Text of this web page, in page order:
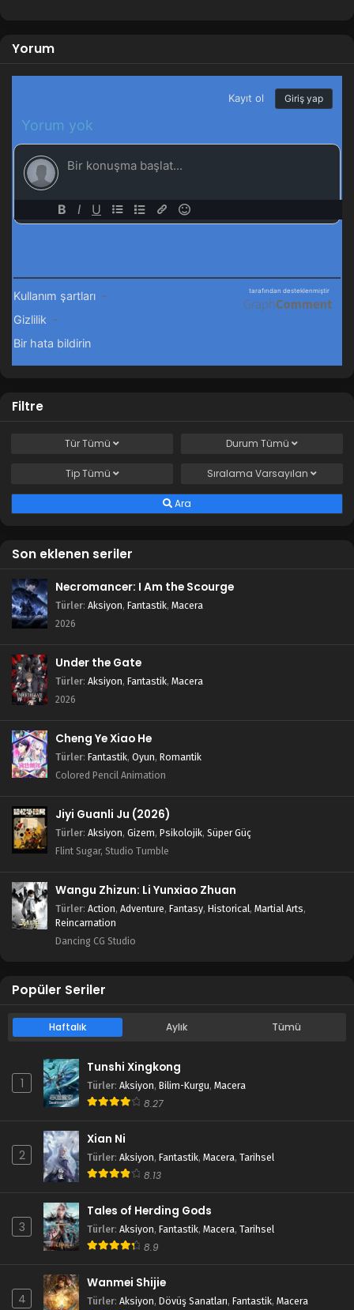
Yorum
Filtre
TürTümü Durum Tümü
TipTümü Sıralama Varsayılan
Ara
Son eklenen seriler
Necromancer: I Am the Scourge
Türler: Aksiyon, Fantastik, Macera
2026
Under the Gate
Türler: Aksiyon, Fantastik, Macera
2026
Cheng Ye Xiao He
Türler: Fantastik, Oyun, Romantik
Colored Pencil Animation
Jiyi Guanli Ju (2026)
Türler: Aksiyon, Gizem, Psikolojik, Süper Güç
Flint Sugar, Studio Tumble
Wangu Zhizun: Li Yunxiao Zhuan
Türler: Action, Adventure, Fantasy, Historical, Martial Arts,
Reincarnation
Dancing CG Studio
Popüler Seriler
Haftalık Aylık Tümü
1
Tunshi Xingkong
Türler: Aksiyon, Bilim-Kurgu, Macera
8.27
2
Xian Ni
Türler: Aksiyon, Fantastik, Macera, Tarihsel
8.13
3
Tales of Herding Gods
Türler: Aksiyon, Fantastik, Macera, Tarihsel
8.9
4
Wanmei Shijie
Türler: Aksiyon, Dövüş Sanatları, Fantastik, Macera